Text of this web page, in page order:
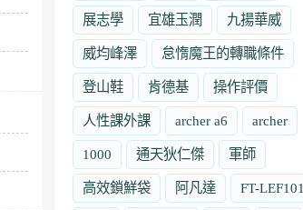
展志學 宜雄玉潤 九揚華威
威均峰澤 怠惰魔王的轉職條件
登山鞋 肯德基 操作評價
人性課外課 archer a6 archer
1000 通天狄仁傑 軍師
高效鎖鮮袋 阿凡達 FT-LEF101